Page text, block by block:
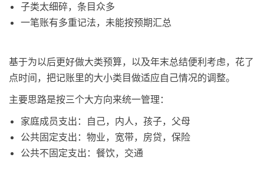
子类太细碎，条目众多
一笔账有多重记法，未能按预期汇总
基于为以后更好做大类预算，以及年末总结便利考虑，花了
点时间，把记账里的大小类目做适应自己情况的调整。
主要思路是按三个大方向来统一管理：
家庭成员支出：自己，内人，孩子，父母
公共固定支出：物业，宽带，房贷，保险
公共不固定支出：餐饮，交通